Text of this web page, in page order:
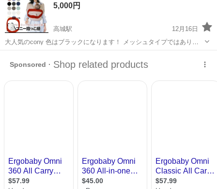
のシート製造◇ ＊クリー...
5,000円
高城駅
12月16日
大人気のcony 色はブラックになります！ メッシュタイプではありま
せん！ まるで囲んでいる物はついていません。 conyの中だと、ずー
っと寝てくれていました お気に入りだったけどエルゴに変えたため 出